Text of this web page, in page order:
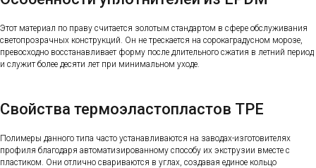
Этот материал по праву считается золотым стандартом в сфере обслуживания
светопрозрачных конструкций. Он не трескается на сорокаградусном морозе,
превосходно восстанавливает форму после длительного сжатия в летний период
и служит более десяти лет при минимальном уходе.
Свойства термоэластопластов TPE
Полимеры данного типа часто устанавливаются на заводах-изготовителях
профиля благодаря автоматизированному способу их экструзии вместе с
пластиком. Они отлично свариваются в углах, создавая единое кольцо